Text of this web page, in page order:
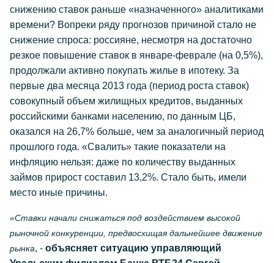
снижению ставок раньше «назначенного» аналитиками
времени? Вопреки ряду прогнозов причиной стало не
снижение спроса: россияне, несмотря на достаточно
резкое повышение ставок в январе-феврале (на 0,5%),
продолжали активно покупать жилье в ипотеку. За
первые два месяца 2013 года (период роста ставок)
совокупный объем жилищных кредитов, выданных
российскими банками населению, по данным ЦБ,
оказался на 26,7% больше, чем за аналогичный период
прошлого года. «Свалить» такие показатели на
инфляцию нельзя: даже по количеству выданных
займов прирост составил 13,2%. Стало быть, имели
место иные причины.
«Ставки начали снижаться под воздействием высокой
рыночной конкуренции, предвосхищая дальнейшее движение
рынка, - объясняет ситуацию управляющий